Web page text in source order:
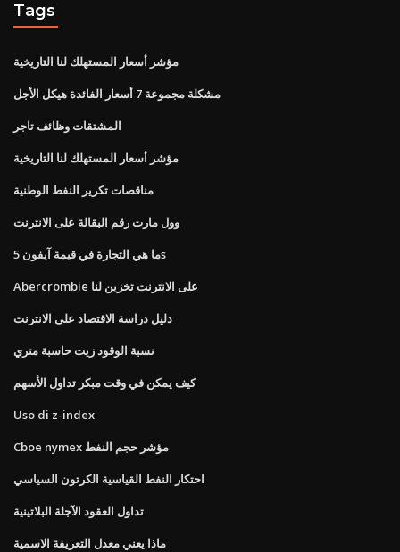
Tags
مؤشر أسعار المستهلك لنا التاريخية
مشكلة مجموعة 7 أسعار الفائدة هيكل الأجل
المشتقات وظائف تاجر
مؤشر أسعار المستهلك لنا التاريخية
مناقصات تكرير النفط الوطنية
وول مارت رقم البقالة على الانترنت
ما هي التجارة في قيمة آيفون 5s
Abercrombie على الانترنت تخزين لنا
دليل دراسة الاقتصاد على الانترنت
نسبة الوقود زيت حاسبة متري
كيف يمكن في وقت مبكر تداول الأسهم
Uso di z-index
Cboe nymex مؤشر حجم النفط
احتكار النفط القياسية الكرتون السياسي
تداول العقود الآجلة البلاتينية
ماذا يعني معدل التعريفة الاسمية